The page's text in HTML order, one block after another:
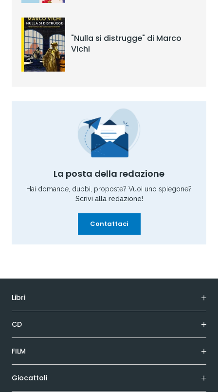
"Nulla si distrugge" di Marco
Vichi
La posta della redazione
Hai domande, dubbi, proposte? Vuoi uno spiegone?
Scrivi alla redazione!
Contattaci
Libri
CD
FILM
Giocattoli